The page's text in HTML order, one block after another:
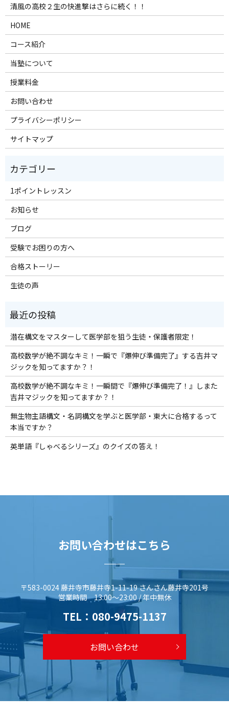
清風の高校２生の快進撃はさらに続く！！
HOME
コース紹介
当塾について
授業料金
お問い合わせ
プライバシーポリシー
サイトマップ
1ポイントレッスン
お知らせ
ブログ
受験でお困りの方へ
合格ストーリー
生徒の声
潜在構文をマスターして医学部を狙う生徒・保護者限定！
高校数学が絶不調なキミ！一瞬で『爆伸び準備完了』する吉井マ
ジックを知ってますか？！
高校数学が絶不調なキミ！一瞬間で『爆伸び準備完了！』しまた
吉井マジックを知ってますか？！
無生物主語構文・名詞構文を学ぶと医学部・東大に合格するって
本当ですか？
英単語『しゃべるシリーズ』のクイズの答え！
お問い合わせはこちら
〒583-0024 藤井寺市藤井寺1-11-19 さんさん藤井寺201号
営業時間 13:00～23:00 / 年中無休
TEL： 080-9475-1137
お問い合わせ